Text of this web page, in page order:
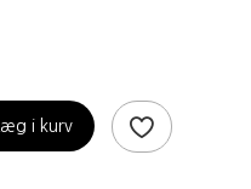
Læg i kurv